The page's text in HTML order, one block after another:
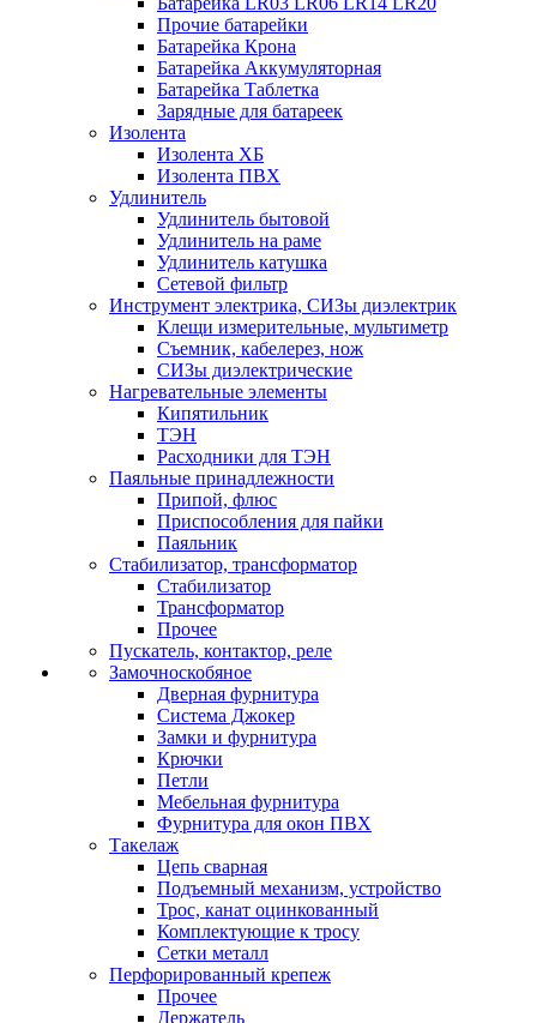
Прочие батарейки
Батарейка Крона
Батарейка Аккумуляторная
Батарейка Таблетка
Зарядные для батареек
Изолента
Изолента ХБ
Изолента ПВХ
Удлинитель
Удлинитель бытовой
Удлинитель на раме
Удлинитель катушка
Сетевой фильтр
Инструмент электрика, СИЗы диэлектрик
Клещи измерительные, мультиметр
Съемник, кабелерез, нож
СИЗы диэлектрические
Нагревательные элементы
Кипятильник
ТЭН
Расходники для ТЭН
Паяльные принадлежности
Припой, флюс
Приспособления для пайки
Паяльник
Стабилизатор, трансформатор
Стабилизатор
Трансформатор
Прочее
Пускатель, контактор, реле
Замочноскобяное
Дверная фурнитура
Система Джокер
Замки и фурнитура
Крючки
Петли
Мебельная фурнитура
Фурнитура для окон ПВХ
Такелаж
Цепь сварная
Подъемный механизм, устройство
Трос, канат оцинкованный
Комплектующие к тросу
Сетки металл
Перфорированный крепеж
Прочее
Держатель